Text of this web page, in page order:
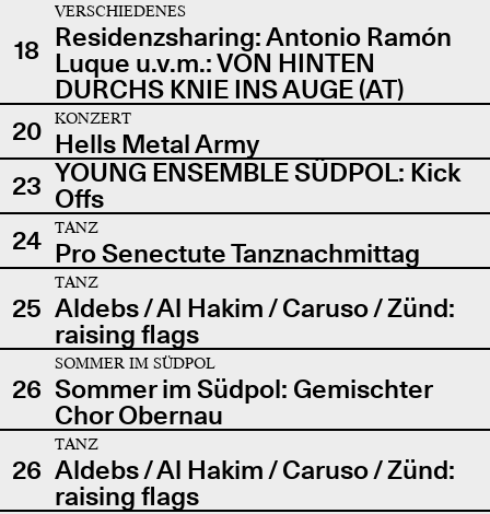
18
VERSCHIEDENES
Residenzsharing: Antonio Ramón
Luque u.v.m.: VON HINTEN
DURCHS KNIE INS AUGE (AT)
20
KONZERT
Hells Metal Army
23 YOUNG ENSEMBLE SÜDPOL: Kick
Offs
24
TANZ
Pro Senectute Tanznachmittag
25
TANZ
Aldebs / Al Hakim / Caruso / Zünd:
raising flags
26
SOMMER IM SÜDPOL
Sommer im Südpol: Gemischter
Chor Obernau
26
TANZ
Aldebs / Al Hakim / Caruso / Zünd:
raising flags